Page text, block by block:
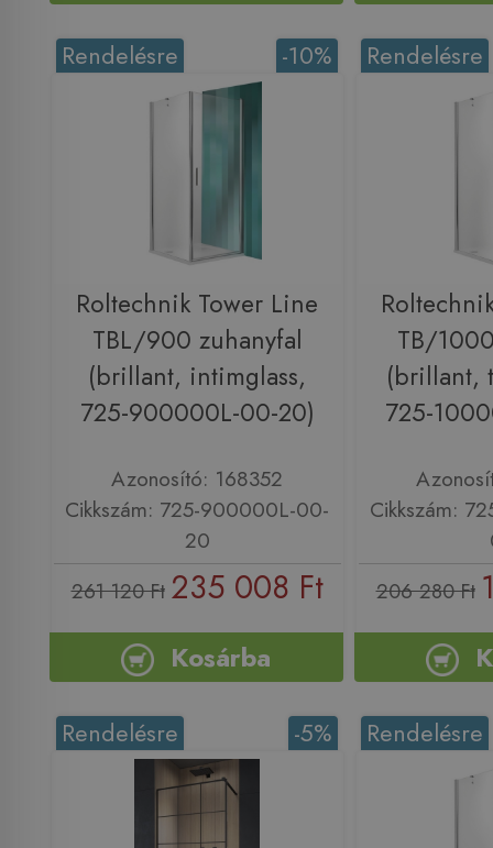
-10%
Rendelésre
Roltechnik Tower Line
TBL/900 zuhanyfal
(brillant, intimglass,
725-900000L-00-20)
Azonosító: 168352
Cikkszám: 725-900000L-00-
20
261 120 Ft 235 008 Ft
Kosárba
Rendelésre
TB/
(brillant,
725-
Cikkszám:
206 280 Ft
-5%
Rendelésre Rendelésre